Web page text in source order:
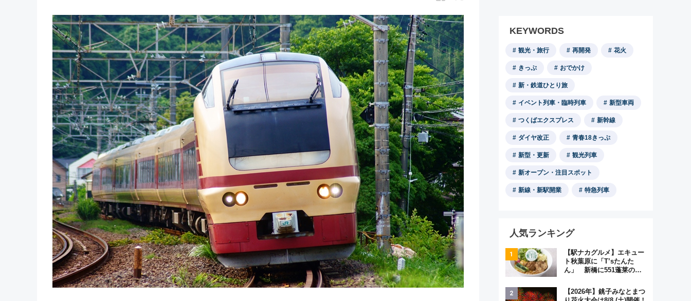
KEYWORDS
観光・旅行 再開発 花火
きっぷ おでかけ
新・鉄道ひとり旅
イベント列車・臨時列車 新型車両
つくばエクスプレス 新幹線
ダイヤ改正 青春18きっぷ
新型・更新 観光列車
新オープン・注目スポット
新線・新駅開業 特急列車
人気ランキング
【駅ナカグルメ】エキュー
ト秋葉原に「T’sたんた
ん」 新橋に551蓬莱の
オムライス専門店「肉とた
まご」新グルメ続々登場！
【2026年】銚子みなとまつ